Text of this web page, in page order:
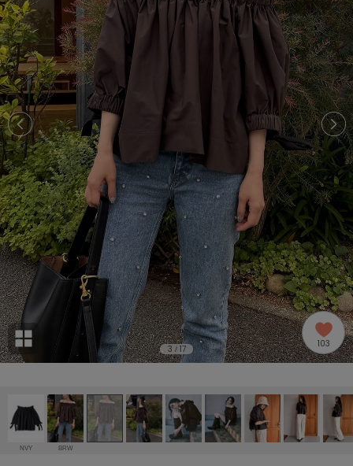
(570)
ームウェア (535)
(121)
(2005)
リー (664)
ョン雑貨 (865)
/ランジェリー (127)
P R S T U
W X Y
ACYM
アシーム
adidas
アディダス
adidas by Stella McCartney
アディダス バイ ステラマッカートニー
ALLISON BROWN
アリソンブラウン
amabro
アマブロ
Ame no chi Hare
アメノチハレ
ánuans
アニュアンス
3 / 17 103
NVY BRW